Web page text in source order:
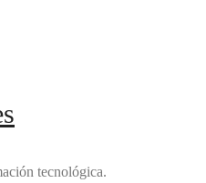
tecnológica.